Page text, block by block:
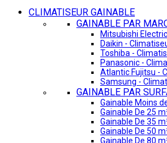
CLIMATISEUR GAINABLE
GAINABLE PAR
Mitsubishi
Daikin -
Toshiba -
Panasonic -
Atlantic Fujitsu -
Samsung -
GAINABLE PAR
Gainable Moins
Gainable De 25
Gainable De 35
Gainable De 50
Gainable De 80